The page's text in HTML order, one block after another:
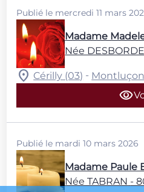
Publié le mercredi 11 mars
Madame
Née
Cérilly (03) -
Publié le mardi 10 mars 2026
Madame Paule
Née TABRAN -